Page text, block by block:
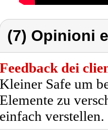
(7) Opinioni
Feedback dei
Kleiner Safe um
Elemente zu
einfach verstellen.